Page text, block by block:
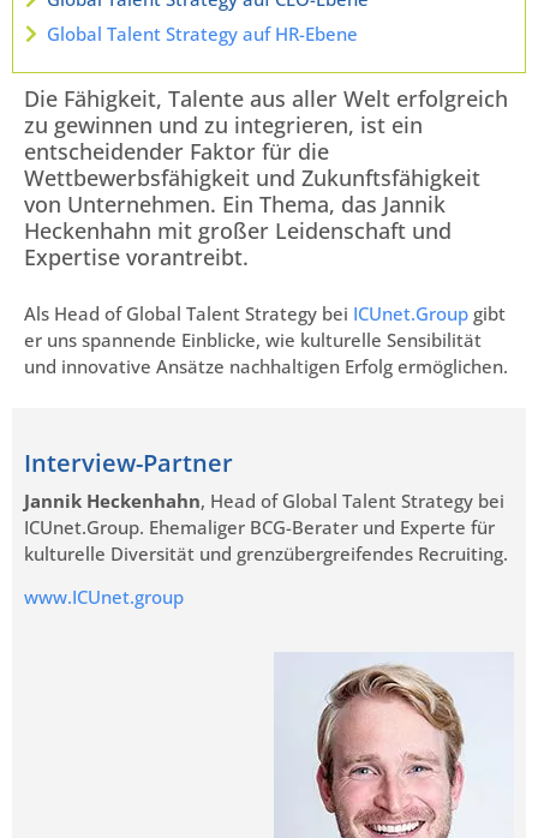
Global Talent Strategy auf HR-Ebene
Die Fähigkeit, Talente aus aller Welt erfolgreich
zu gewinnen und zu integrieren, ist ein
entscheidender Faktor für die
Wettbewerbsfähigkeit und Zukunftsfähigkeit
von Unternehmen. Ein Thema, das Jannik
Heckenhahn mit großer Leidenschaft und
Expertise vorantreibt.
Als Head of Global Talent Strategy bei ICUnet.Group gibt
er uns spannende Einblicke, wie kulturelle Sensibilität
und innovative Ansätze nachhaltigen Erfolg ermöglichen.
Interview-Partner
Jannik Heckenhahn, Head of Global Talent Strategy bei
ICUnet.Group. Ehemaliger BCG-Berater und Experte für
kulturelle Diversität und grenzübergreifendes Recruiting.
www.ICUnet.group